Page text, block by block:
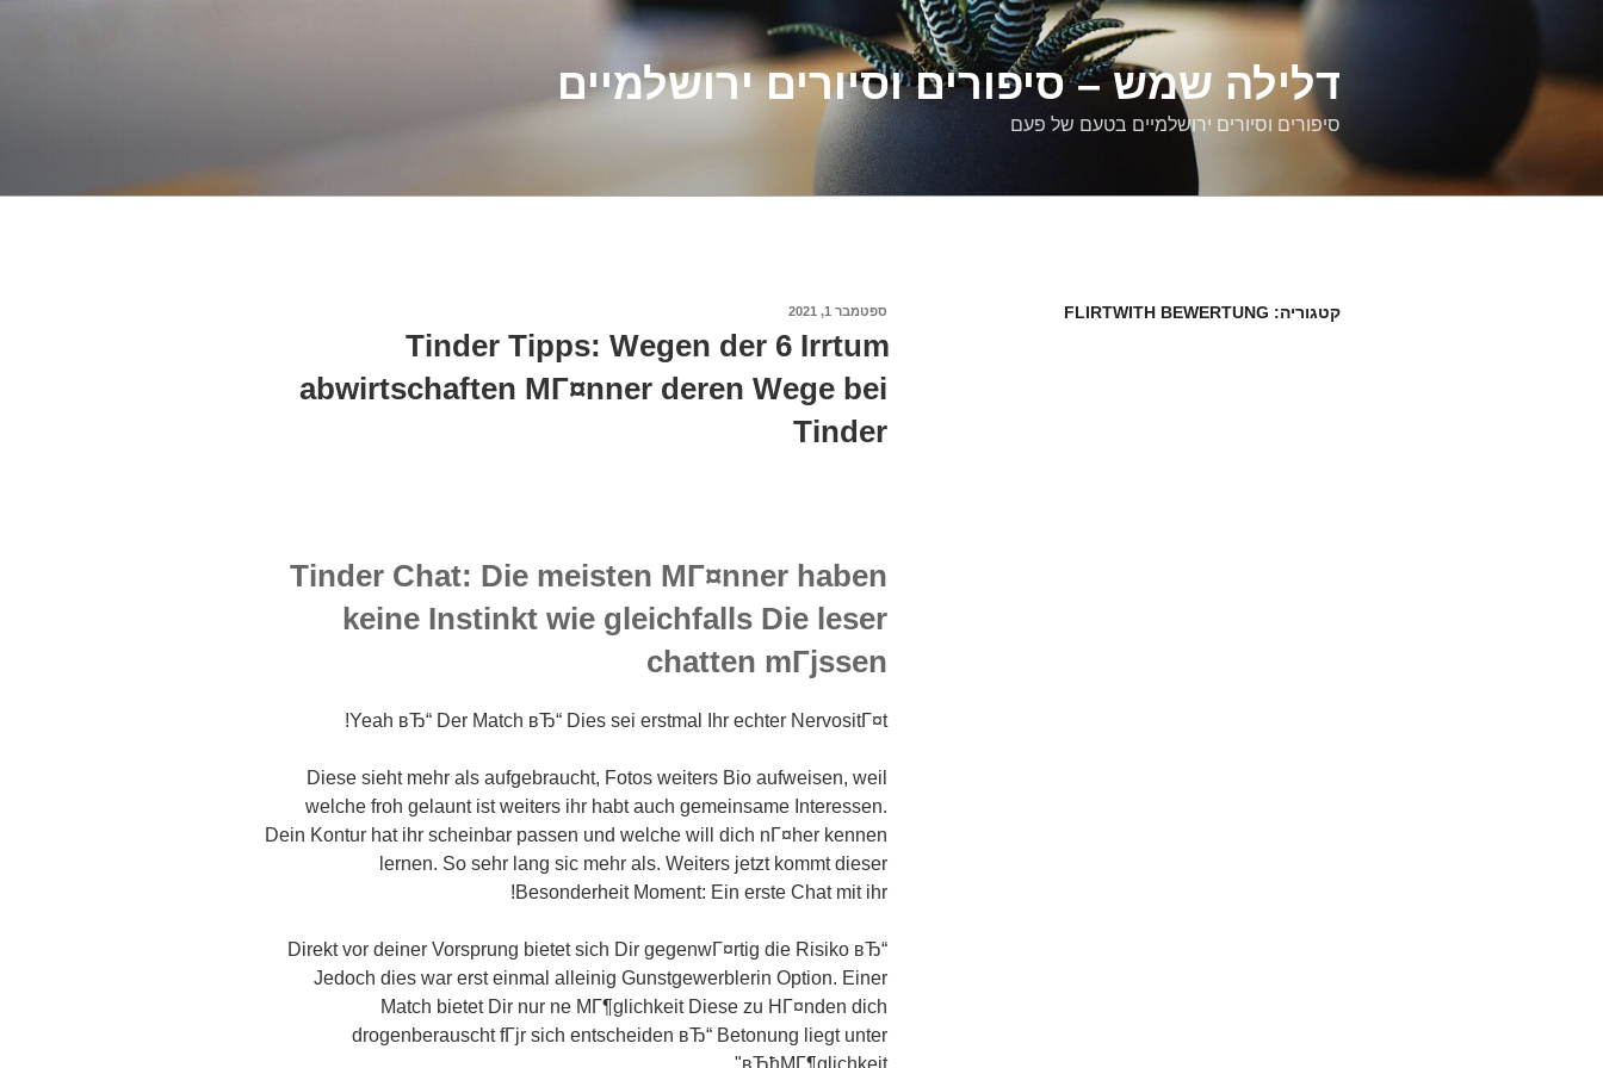
דלילה שמש – סיפורים וסיורים ירושלמיים
סיפורים וסיורים ירושלמיים בטעם של פעם
קטגוריה: FLIRTWITH BEWERTUNG
פורסם
ספטמבר 1, 2021
Tinder Tipps: Wegen der 6 Irrtum
abwirtschaften MГ¤nner deren Wege bei
Tinder
Tinder Chat: Die meisten MГ¤nner haben
keine Instinkt wie gleichfalls Die leser
chatten mГјssen
Yeah вЂ“ Der Match вЂ“ Dies sei erstmal Ihr echter NervositГ¤t!
Diese sieht mehr als aufgebraucht, Fotos weiters Bio aufweisen, weil
welche froh gelaunt ist weiters ihr habt auch gemeinsame Interessen.
Dein Kontur hat ihr scheinbar passen und welche will dich nГ¤her kennen
lernen. So sehr lang sic mehr als. Weiters jetzt kommt dieser
Besonderheit Moment: Ein erste Chat mit ihr!
Direkt vor deiner Vorsprung bietet sich Dir gegenwГ¤rtig die Risiko вЂ“
Jedoch dies war erst einmal alleinig Gunstgewerblerin Option. Einer
Match bietet Dir nur ne MГ¶glichkeit Diese zu HГ¤nden dich
drogenberauscht fГјr sich entscheiden вЂ“ Betonung liegt unter
вЂћMГ¶glichkeit".